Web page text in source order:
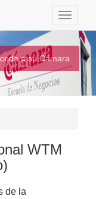
Toggle
a su Cámara
WTM
de la